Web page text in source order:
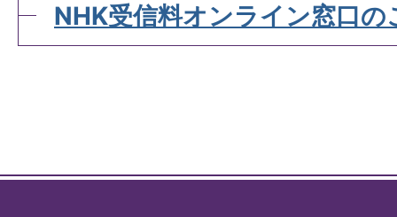
NHK受信料オンライン窓口の